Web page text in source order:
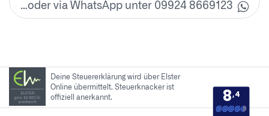
…oder via WhatsApp unter 09924 8669123
Deine Steuererklärung wird über Elster
Online übermittelt. Steuerknacker ist
offiziell anerkannt.
8,4